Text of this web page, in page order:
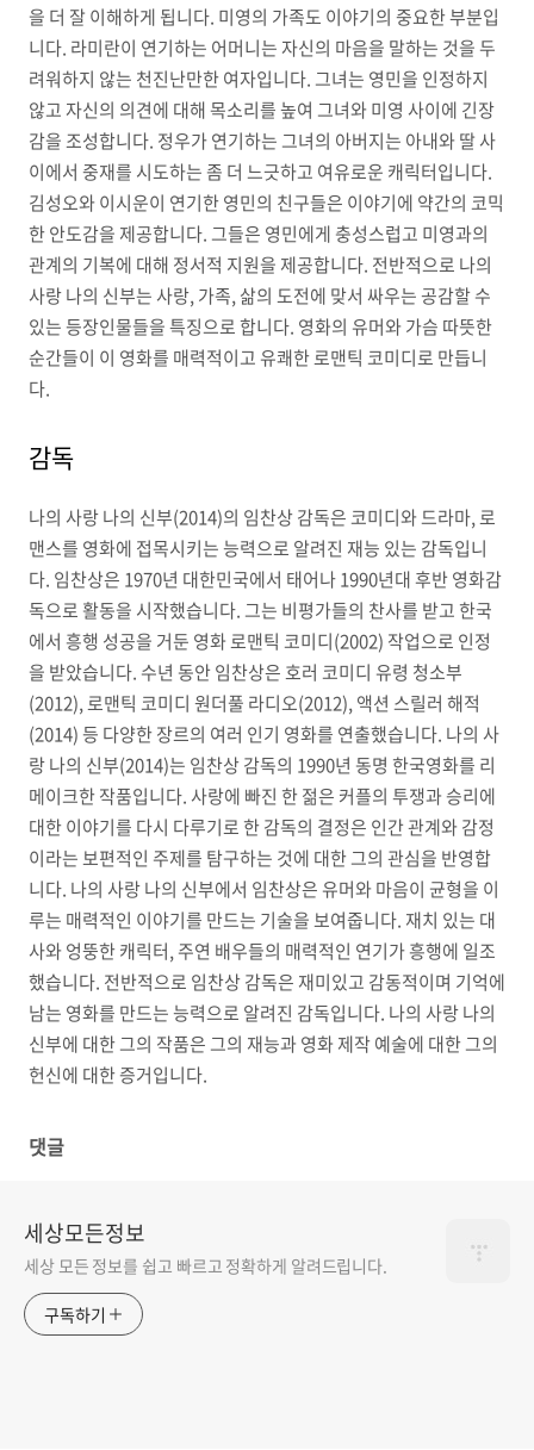
을 더 잘 이해하게 됩니다. 미영의 가족도 이야기의 중요한 부분입
니다. 라미란이 연기하는 어머니는 자신의 마음을 말하는 것을 두
려워하지 않는 천진난만한 여자입니다. 그녀는 영민을 인정하지
않고 자신의 의견에 대해 목소리를 높여 그녀와 미영 사이에 긴장
감을 조성합니다. 정우가 연기하는 그녀의 아버지는 아내와 딸 사
이에서 중재를 시도하는 좀 더 느긋하고 여유로운 캐릭터입니다.
김성오와 이시운이 연기한 영민의 친구들은 이야기에 약간의 코믹
한 안도감을 제공합니다. 그들은 영민에게 충성스럽고 미영과의
관계의 기복에 대해 정서적 지원을 제공합니다. 전반적으로 나의
사랑 나의 신부는 사랑, 가족, 삶의 도전에 맞서 싸우는 공감할 수
있는 등장인물들을 특징으로 합니다. 영화의 유머와 가슴 따뜻한
순간들이 이 영화를 매력적이고 유쾌한 로맨틱 코미디로 만듭니
다.
감독
나의 사랑 나의 신부(2014)의 임찬상 감독은 코미디와 드라마, 로
맨스를 영화에 접목시키는 능력으로 알려진 재능 있는 감독입니
다. 임찬상은 1970년 대한민국에서 태어나 1990년대 후반 영화감
독으로 활동을 시작했습니다. 그는 비평가들의 찬사를 받고 한국
에서 흥행 성공을 거둔 영화 로맨틱 코미디(2002) 작업으로 인정
을 받았습니다. 수년 동안 임찬상은 호러 코미디 유령 청소부
(2012), 로맨틱 코미디 원더풀 라디오(2012), 액션 스릴러 해적
(2014) 등 다양한 장르의 여러 인기 영화를 연출했습니다. 나의 사
랑 나의 신부(2014)는 임찬상 감독의 1990년 동명 한국영화를 리
메이크한 작품입니다. 사랑에 빠진 한 젊은 커플의 투쟁과 승리에
대한 이야기를 다시 다루기로 한 감독의 결정은 인간 관계와 감정
이라는 보편적인 주제를 탐구하는 것에 대한 그의 관심을 반영합
니다. 나의 사랑 나의 신부에서 임찬상은 유머와 마음이 균형을 이
루는 매력적인 이야기를 만드는 기술을 보여줍니다. 재치 있는 대
사와 엉뚱한 캐릭터, 주연 배우들의 매력적인 연기가 흥행에 일조
했습니다. 전반적으로 임찬상 감독은 재미있고 감동적이며 기억에
남는 영화를 만드는 능력으로 알려진 감독입니다. 나의 사랑 나의
신부에 대한 그의 작품은 그의 재능과 영화 제작 예술에 대한 그의
헌신에 대한 증거입니다.
댓글
세상모든정보
세상 모든 정보를 쉽고 빠르고 정확하게 알려드립니다.
구독하기